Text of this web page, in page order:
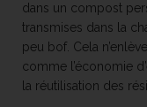
dans un compost
transmises dans la
peu bof. Cela
comme l’économie
la réutilisation des